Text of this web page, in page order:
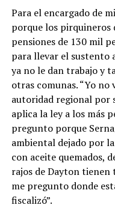
Para el encargado de
porque los pirquineros
pensiones de 130 mil
para llevar el sustento
ya no le dan trabajo y
otras comunas. “Yo
autoridad regional por
aplica la ley a los más
pregunto porque
ambiental dejado por
con aceite quemados,
rajos de Dayton tienen
me pregunto donde
fiscalizó”.